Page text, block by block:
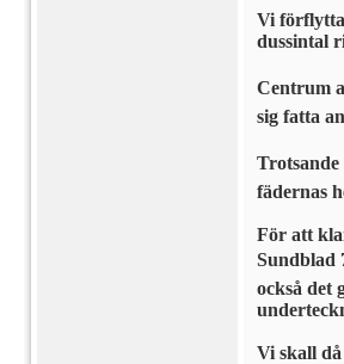
Vi
dussintal
Centrum
sig fatta
fädernas
För att
Sundblad
också det
Vi skall